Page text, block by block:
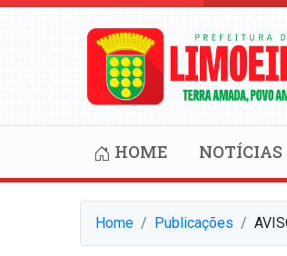
HOME NOTÍCIAS
Home Publicações